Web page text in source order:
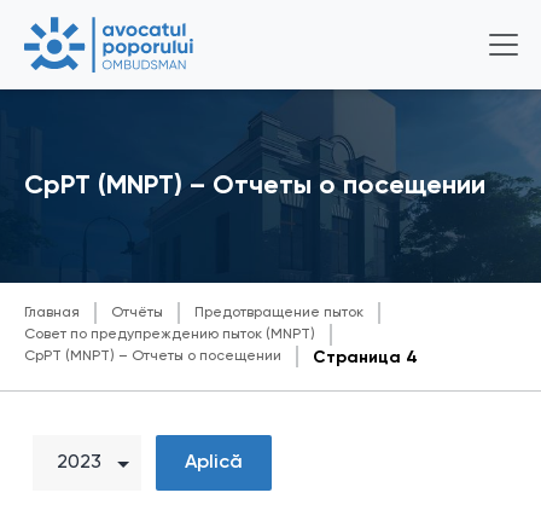
CpPT (MNPT) – Отчеты о посещении
Главная Отчёты
Предотвращение пыток
Совет по предупреждению пыток (MNPT)
CpPT (MNPT) – Отчеты о посещении
Страница 4
Aplică